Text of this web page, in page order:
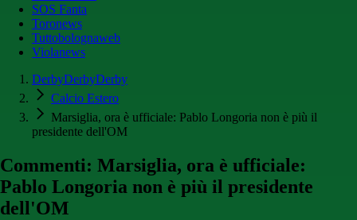
SOS Fanta
Toronews
Tuttobolognaweb
Violanews
DerbyDerbyDerby
Calcio Estero
Marsiglia, ora è ufficiale: Pablo Longoria non è più il
presidente dell'OM
Commenti: Marsiglia, ora è ufficiale:
Pablo Longoria non è più il presidente
dell'OM